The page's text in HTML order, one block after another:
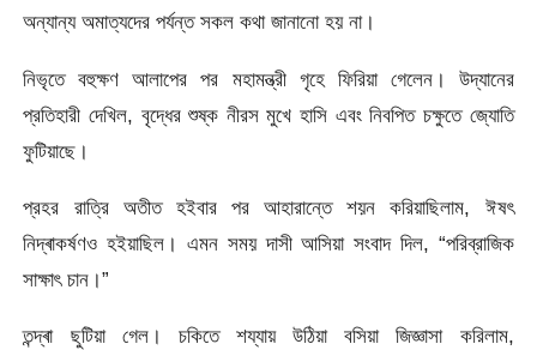
অন্যান্য অমাত্যদের পর্যন্ত সকল কথা জানানো হয় না।
নিভৃতে বহুক্ষণ আলাপের পর মহামন্ত্রী গৃহে ফিরিয়া গেলেন। উদ্যানের
প্রতিহারী দেখিল, বৃদ্ধের শুষ্ক নীরস মুখে হাসি এবং নিবপিত চক্ষুতে জ্যোতি
ফুটিয়াছে।
প্রহর রাত্রি অতীত হইবার পর আহারান্তে শয়ন করিয়াছিলাম, ঈষৎ
নিদ্ৰাকর্ষণও হইয়াছিল। এমন সময় দাসী আসিয়া সংবাদ দিল, “পরিব্রাজিক
সাক্ষাৎ চান।”
তন্দ্ৰা ছুটিয়া গেল। চকিতে শয্যায় উঠিয়া বসিয়া জিজ্ঞাসা করিলাম,